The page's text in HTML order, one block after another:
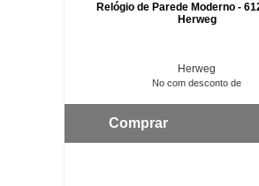
Relógio de Parede Moderno -
Herweg
Herweg
No com desconto de
Comprar